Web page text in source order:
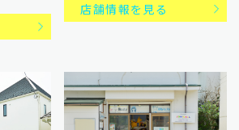
店舗情報を見る